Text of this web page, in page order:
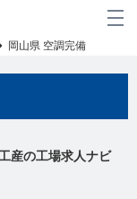
岡山県 空調完備
産の工場求人ナビ